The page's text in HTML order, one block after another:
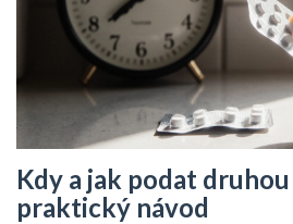
Kdy a jak podat
praktický návod